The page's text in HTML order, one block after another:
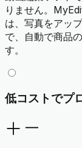
りません。
は、写真をアッ
で、自動で商品
す。
低コストでプ